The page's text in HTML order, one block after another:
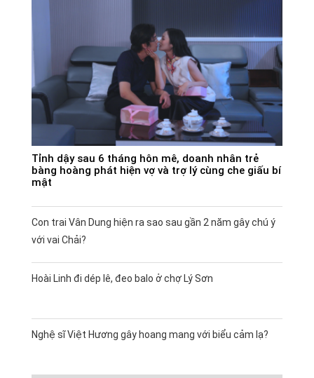
Tỉnh dậy sau 6 tháng hôn mê, doanh nhân trẻ
bàng hoàng phát hiện vợ và trợ lý cùng che giấu bí
mật
Con trai Vân Dung hiện ra sao sau gần 2 năm gây chú ý
với vai Chải?
Hoài Linh đi dép lê, đeo balo ở chợ Lý Sơn
Nghệ sĩ Việt Hương gây hoang mang với biểu cảm lạ?